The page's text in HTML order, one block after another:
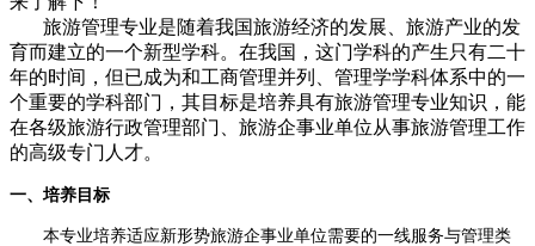
旅游管理专业是随着我国旅游经济的发展、旅游产业的发
育而建立的一个新型学科。在我国，这门学科的产生只有二十
年的时间，但已成为和工商管理并列、管理学学科体系中的一
个重要的学科部门，其目标是培养具有旅游管理专业知识，能
在各级旅游行政管理部门、旅游企事业单位从事旅游管理工作
的高级专门人才。
一、培养目标
本专业培养适应新形势旅游企事业单位需要的一线服务与管理类